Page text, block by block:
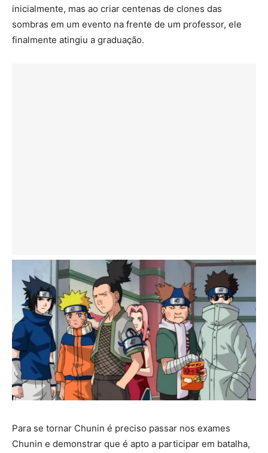
inicialmente, mas ao criar centenas de clones das
sombras em um evento na frente de um professor, ele
finalmente atingiu a graduação.
Para se tornar Chunin é preciso passar nos exames
Chunin e demonstrar que é apto a participar em batalha,